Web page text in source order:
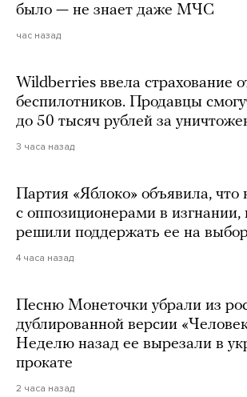
было — не знает даже МЧС
час назад
Wildberries ввела страхование
беспилотников. Продавцы
до 50 тысяч рублей за
3 часа назад
Партия «Яблоко» объявила, что
с оппозиционерами в изгнании,
решили поддержать ее на
4 часа назад
Песню Монеточки убрали из
дублированной версии
Неделю назад ее вырезали в
прокате
2 часа назад